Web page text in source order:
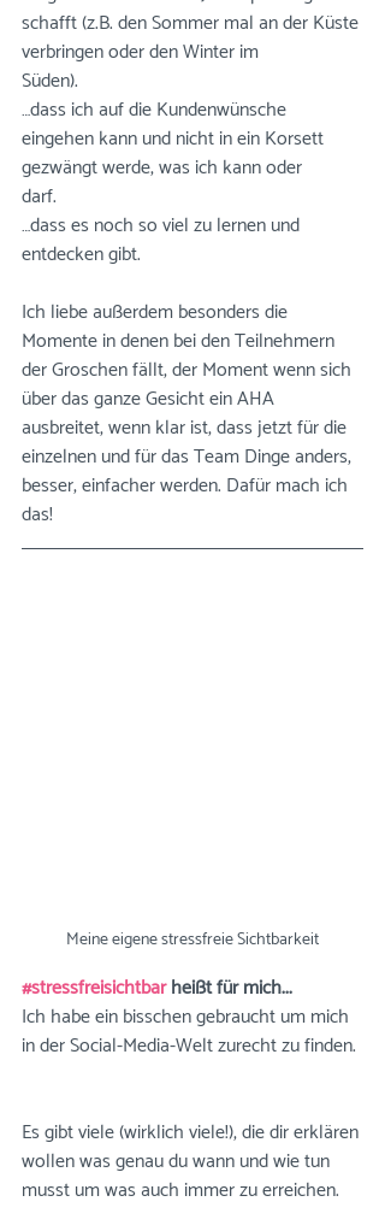
schafft (z.B. den Sommer mal an der Küste
verbringen oder den Winter im
Süden).⠀⠀⠀⠀⠀⠀⠀⠀⠀
…dass ich auf die Kundenwünsche
eingehen kann und nicht in ein Korsett
gezwängt werde, was ich kann oder
darf.⠀⠀⠀⠀⠀⠀⠀⠀⠀
…dass es noch so viel zu lernen und
entdecken gibt.⠀⠀⠀⠀⠀⠀⠀⠀⠀
Ich liebe außerdem besonders die
Momente in denen bei den Teilnehmern
der Groschen fällt, der Moment wenn sich
über das ganze Gesicht ein AHA
ausbreitet, wenn klar ist, dass jetzt für die
einzelnen und für das Team Dinge anders,
besser, einfacher werden. Dafür mach ich
das! ⠀⠀⠀⠀
Meine eigene stressfreie Sichtbarkeit
#stressfreisichtbar heißt für mich...
Ich habe ein bisschen gebraucht um mich
in der Social-Media-Welt zurecht zu finden.
Es gibt viele (wirklich viele!), die dir erklären
wollen was genau du wann und wie tun
musst um was auch immer zu erreichen.